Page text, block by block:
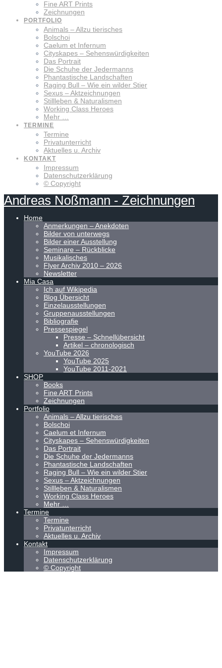
Fine ART Prints
Zeichnungen
PORTFOLIO
Animals – Allzu tierisches
Bolschoi
Caelum et Infernum
Cityskapes – Sehenswürdigkeiten
Das Portrait
Die Schuhe der Jedermanns
Phantastische Landschaften
Raging Bull – Wie ein wilder Stier
Sexus – Aktzeichnungen
Stillleben & Naturalismen
Working Class Heroes
Mehr …
TERMINE
Termine
Privatunterricht
Aktuelles u. Archiv
KONTAKT
Impressum
Datenschutzerklärung
© Copyright
Andreas Noßmann - Zeichnungen
Home
Anmerkungen – Anekdoten
Bilder von unterwegs
Bilder einer Ausstellung
Seminare – Rückblicke
Musikalisches
Flyer Archiv 2010 – 2026
Newsletter
Mia Casa
Ich auf Wikipedia
Blog Übersicht
Einzelausstellungen
Gruppenausstellungen
Bibliografie
Pressespiegel
Presse – Schnellübersicht
Artikel – chronologisch
YouTube 2026
YouTube 2025
YouTube 2011-2021
SHOP
Books
Fine ART Prints
Zeichnungen
Portfolio
Animals – Allzu tierisches
Bolschoi
Caelum et Infernum
Cityskapes – Sehenswürdigkeiten
Das Portrait
Die Schuhe der Jedermanns
Phantastische Landschaften
Raging Bull – Wie ein wilder Stier
Sexus – Aktzeichnungen
Stillleben & Naturalismen
Working Class Heroes
Mehr …
Termine
Termine
Privatunterricht
Aktuelles u. Archiv
Kontakt
Impressum
Datenschutzerklärung
© Copyright